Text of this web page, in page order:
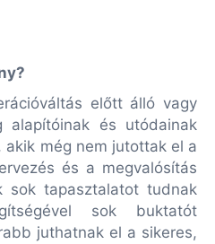
előtt álló vagy
és utódainak
akik még nem jutottak el a
és a megvalósítás
sok tapasztalatot tudnak
sok buktatót
juthatnak el a sikeres,